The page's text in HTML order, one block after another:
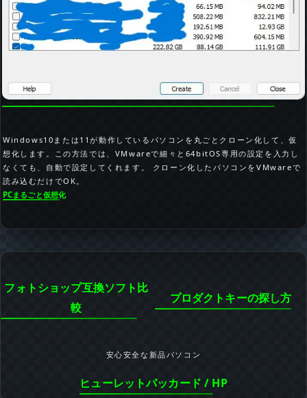
Windows10または11が動作しているパソコンを丸ごとクローン化して、仮
想化します。この方法では、VMwareで細々と64bitOS専用の設定を入力し
なくても、自動で設定してくれます。 クローン化したパソコンをVMwareで
読み込むだけでOK。
PCまるごと仮想化
フォトショップ互換ソフト比
較
プロダクトキーの探し方
安心安全な新品パソコン
ヒューレットパッカード / HP